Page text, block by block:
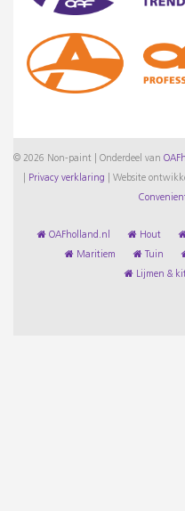
© 2026 Non-paint | Onderdeel van
Privacy verklaring Website
OAFholland.nl Hout
Maritiem Tuin
Lijmen &